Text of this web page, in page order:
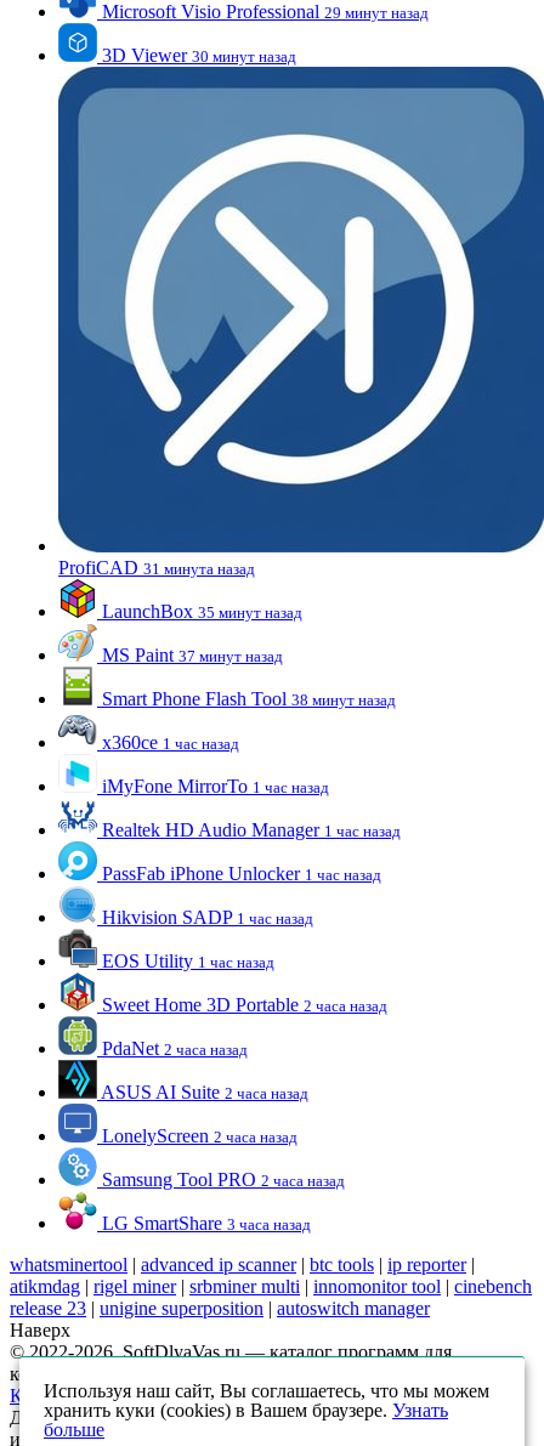
Microsoft Visio Professional 29 минут назад
3D Viewer 30 минут назад
ProfiCAD 31 минута назад
LaunchBox 35 минут назад
MS Paint 37 минут назад
Smart Phone Flash Tool 38 минут назад
x360ce 1 час назад
iMyFone MirrorTo 1 час назад
Realtek HD Audio Manager 1 час назад
PassFab iPhone Unlocker 1 час назад
Hikvision SADP 1 час назад
EOS Utility 1 час назад
Sweet Home 3D Portable 2 часа назад
PdaNet 2 часа назад
ASUS AI Suite 2 часа назад
LonelyScreen 2 часа назад
Samsung Tool PRO 2 часа назад
LG SmartShare 3 часа назад
whatsminertool | advanced ip scanner| btc tools | ip reporter|
atikmdag | rigel miner| srbminer multi | innomonitor tool | cinebench
release 23 | unigine superposition | autoswitch manager
Наверх
© 2022-2026, SoftDlyaVas.ru — каталог программ для
компьютера.
Карта сайта
Данный интернет-сайт носит исключительно
информационный характер и ни при каких условиях
Используя наш сайт, Вы соглашаетесь, что мы можем
хранить куки (cookies) в Вашем браузере. Узнать
больше